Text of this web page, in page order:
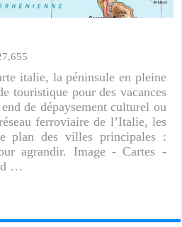
italie, la péninsule en pleine
touristique pour des vacances
de dépaysement culturel ou
ferroviaire de l’Italie, les
plan des villes principales :
agrandir. Image - Cartes -
…